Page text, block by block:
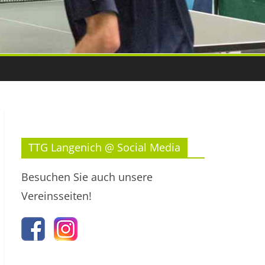
TTG Langenich @ Social Media
Besuchen Sie auch unsere
Vereinsseiten!